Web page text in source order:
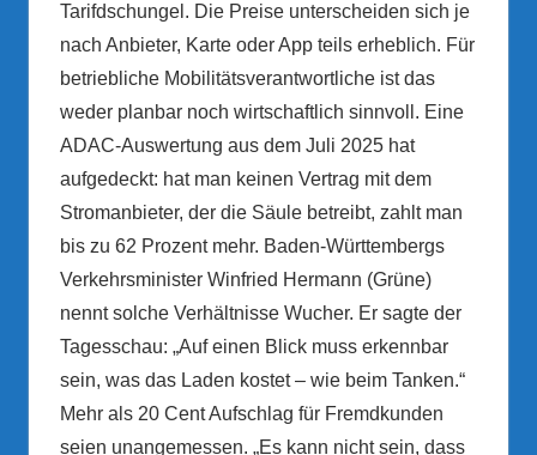
Tarifdschungel. Die Preise unterscheiden sich je
nach Anbieter, Karte oder App teils erheblich. Für
betriebliche Mobilitätsverantwortliche ist das
weder planbar noch wirtschaftlich sinnvoll. Eine
ADAC-Auswertung aus dem Juli 2025 hat
aufgedeckt: hat man keinen Vertrag mit dem
Stromanbieter, der die Säule betreibt, zahlt man
bis zu 62 Prozent mehr. Baden-Württembergs
Verkehrsminister Winfried Hermann (Grüne)
nennt solche Verhältnisse Wucher. Er sagte der
Tagesschau: „Auf einen Blick muss erkennbar
sein, was das Laden kostet – wie beim Tanken.“
Mehr als 20 Cent Aufschlag für Fremdkunden
seien unangemessen. „Es kann nicht sein, dass